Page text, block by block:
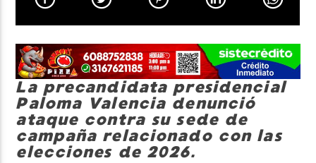
La precandidata presidencial
Paloma Valencia denunció
ataque contra su sede de
campaña relacionado con las
elecciones de 2026.